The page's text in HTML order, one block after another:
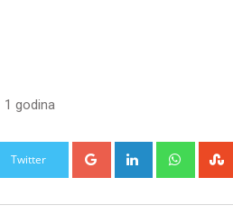
1 godina
Twitter Google+ LinkedIn